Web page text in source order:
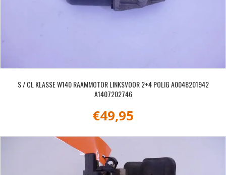
S / CL KLASSE W140 RAAMMOTOR LINKSVOOR 2+4 POLIG A0048201942
A1407202746
€49,95